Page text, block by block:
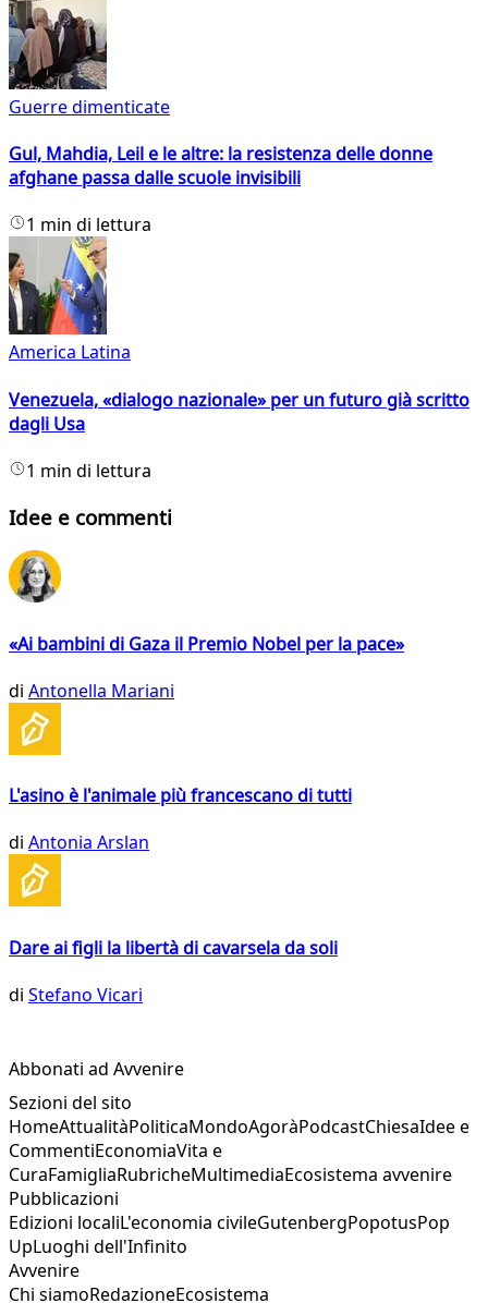
Guerre dimenticate
Gul, Mahdia, Leil e le altre: la resistenza delle donne
afghane passa dalle scuole invisibili
1 min di lettura
America Latina
Venezuela, «dialogo nazionale» per un futuro già scritto
dagli Usa
1 min di lettura
Idee e commenti
«Ai bambini di Gaza il Premio Nobel per la pace»
di Antonella Mariani
L'asino è l'animale più francescano di tutti
di Antonia Arslan
Dare ai figli la libertà di cavarsela da soli
di Stefano Vicari
Abbonati ad Avvenire
Sezioni del sito
HomeAttualitàPoliticaMondoAgoràPodcastChiesaIdee e
CommentiEconomiaVita e
CuraFamigliaRubricheMultimediaEcosistema avvenire
Pubblicazioni
Edizioni localiL'economia civileGutenbergPopotusPop
UpLuoghi dell'Infinito
Avvenire
Chi siamoRedazioneEcosistema